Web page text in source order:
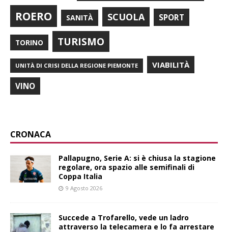
ROERO SANITÀ SCUOLA SPORT
TORINO TURISMO
UNITÀ DI CRISI DELLA REGIONE PIEMONTE VIABILITÀ
VINO
CRONACA
Pallapugno, Serie A: si è chiusa la stagione
regolare, ora spazio alle semifinali di
Coppa Italia
9 Agosto 2026
Succede a Trofarello, vede un ladro
attraverso la telecamera e lo fa arrestare